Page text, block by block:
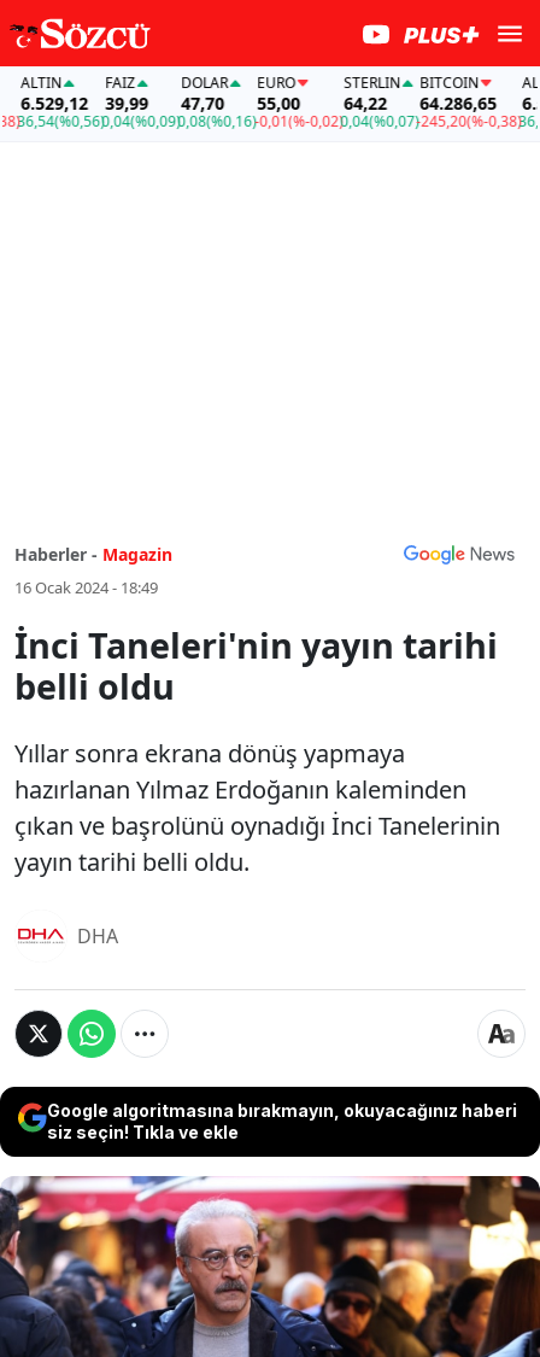
(%0,56)
FAİZ
39,99
0,04(%0,09)
DOLAR
47,70
0,08(%0,16)
EURO
55,00
-0,01(%-0,02)
STERLIN
64,22
0,04(%0,07)
BITCOIN
64.286,65
-245,20(%-0,38)
ALTIN
36,54
Haberler - Magazin
16 Ocak 2024 - 18:49
İnci Taneleri'nin yayın tarihi
belli oldu
Yıllar sonra ekrana dönüş yapmaya
hazırlanan Yılmaz Erdoğanın kaleminden
çıkan ve başrolünü oynadığı İnci Tanelerinin
yayın tarihi belli oldu.
DHA
Google algoritmasına bırakmayın, okuyacağınız haberi
siz seçin! Tıkla ve ekle
Yıllar sonra ekrana dönüş yapmaya
hazırlanan Yılmaz Erdoğanın kaleminden
çıkan ve başrolünü oynadığı İnci